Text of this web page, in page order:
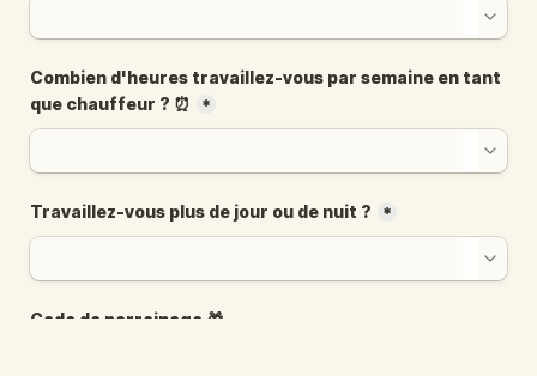
Combien d'heures travaillez-vous par semaine en tant
que chauffeur ? ⏰
*
Travaillez-vous plus de jour ou de nuit ? *
Code de parrainage 🎁